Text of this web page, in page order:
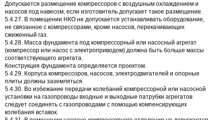
Допускается размещение компрессоров с воздушным охлаждением и
насосов под навесом, если изготовитель допускает такое размещение.
5.4.27. В помещении НКО не допускается устанавливать оборудование,
не связанное с компрессорами, кроме насосов, перекачивающих
сжиженный газ.
5.4.28. Масса фундамента под компрессорный или насосный агрегат
(компрессор или насос с электроприводом) должна быть больше массы
соответствующего агрегата.
Конструкция фундамента определяется проектом.
5.4.29. Корпуса компрессоров, насосов, электродвигателей и опорные
плиты должны заземляться.
5.4.30. Во избежание передачи колебаний компрессорной или насосной
установки на газопроводы входные и выходные патрубки агрегатов
следует соединять с газопроводами с помощью компенсирующих
колебания вставок.